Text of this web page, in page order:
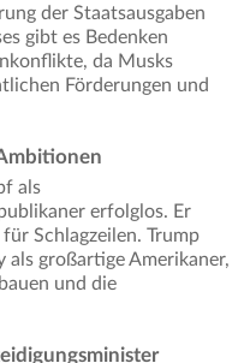
der Staatsausgaben
gibt es Bedenken
da Musks
Förderungen und
als
erfolglos. Er
Schlagzeilen. Trump
als großartige Amerikaner,
und die